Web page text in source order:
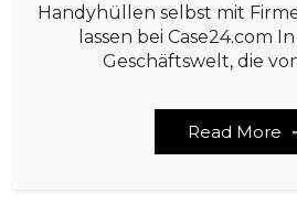
Handyhüllen selbst mit
lassen bei Case24.com
Geschäftswelt, die
Read More